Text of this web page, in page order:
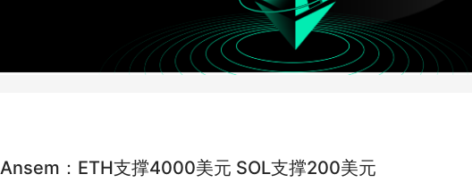
Ansem：ETH支撑4000美元 SOL支撑200美元